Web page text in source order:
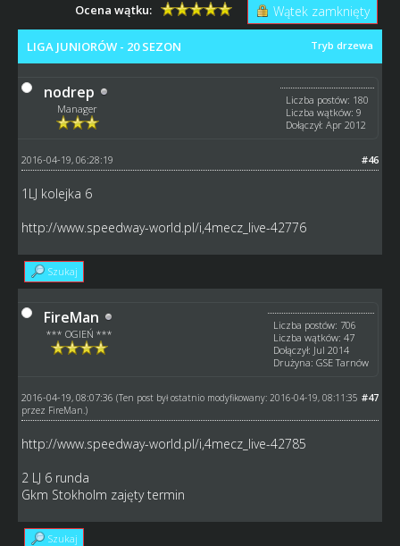
Wątek zamknięty
Ocena wątku:
Tryb drzewa
LIGA JUNIORÓW - 20 SEZON
nodrep
Manager
Liczba postów: 180
Liczba wątków: 9
Dołączył: Apr 2012
#46
2016-04-19, 06:28:19
1LJ kolejka 6
http://www.speedway-world.pl/i,4mecz_live-42776
Szukaj
FireMan
*** OGIEŃ ***
Liczba postów: 706
Liczba wątków: 47
Dołączył: Jul 2014
Drużyna: GSE Tarnów
#47
2016-04-19, 08:07:36 (Ten post był ostatnio modyfikowany: 2016-04-19, 08:11:35
przez FireMan .)
http://www.speedway-world.pl/i,4mecz_live-42785
2 LJ 6 runda
Gkm Stokholm zajęty termin
Szukaj